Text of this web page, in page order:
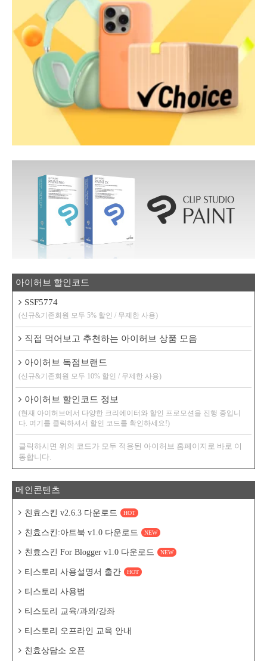
아이허브 할인코드
SSF5774
(신규&기존회원 모두 5% 할인 / 무제한 사용)
직접 먹어보고 추천하는 아이허브 상품 모음
아이허브 독점브랜드
(신규&기존회원 모두 10% 할인 / 무제한 사용)
아이허브 할인코드 정보
(현재 아이허브에서 다양한 크리에이터와 할인 프로모션을 진행 중입니
다. 여기를 클릭하셔서 할인 코드를 확인하세요!)
클릭하시면 위의 코드가 모두 적용된 아이허브 홈페이지로 바로 이
동합니다.
메인콘텐츠
친효스킨 v2.6.3 다운로드 HOT
친효스킨:아트북 v1.0 다운로드 NEW
친효스킨 For Blogger v1.0 다운로드 NEW
티스토리 사용설명서 출간 HOT
티스토리 사용법
티스토리 교육/과외/강좌
티스토리 오프라인 교육 안내
친효상담소 오픈